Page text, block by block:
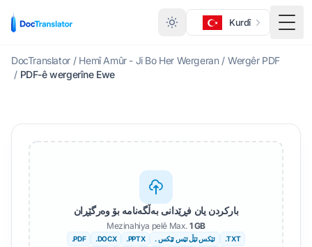
Kurdî
DocTranslator / Hemî Amûr - Ji Bo Her Wergeran / Wergêr PDF
/ PDF-ê wergerîne Ewe
بارکردن یان فڕێدانی بەڵگەنامە بۆ وەرگێڕان
Mezinahiya pelê Max. 1 GB
.PDF .DOCX .PPTX . ئێکس ئێڵ ئێس ئێکس
.TXT